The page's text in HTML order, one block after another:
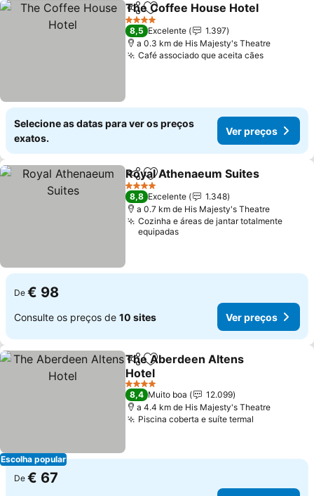
PartilharAdicionar aos favoritos
The Coffee House Hotel
4 Estrelas
8,5 Excelente
1.397
a 0.3 km de His Majesty's Theatre
Café associado que aceita cãesVer
Selecione as datas para ver os preços
exatos.
Ver preços
PartilharAdicionar aos favoritos
Royal Athenaeum Suites
4 Estrelas
8,8 Excelente
1.348
a 0.7 km de His Majesty's Theatre
Cozinha e áreas de jantar totalmente
equipadas
De € 98
Consulte os preços de 10 sites Ver preços
Escolha popular
PartilharAdicionar aos favoritos
The Aberdeen Altens
Hotel
Ver preços
4 Estrelas
8,4 Muito boa
12.099
a 4.4 km de His Majesty's Theatre
Piscina coberta e suíte termal
De € 67